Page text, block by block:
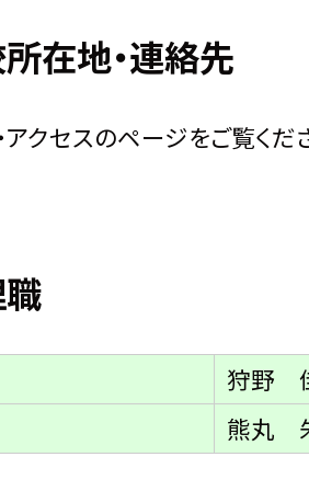
在地・連絡先
クセスのページをご覧くだ
狩野
熊丸